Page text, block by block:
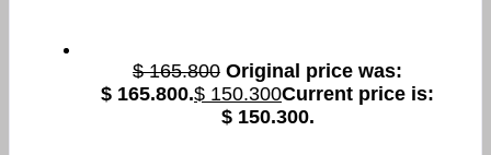
$165.800 Original price was:
$ 165.800.$ 150.300Current price is:
$ 150.300.